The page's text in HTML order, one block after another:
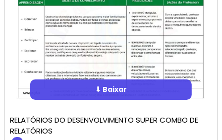
⬇ Baixar
RELATÓRIOS DO DESENVOLVIMENTO SUPER COMBO DE
RELATÓRIOS